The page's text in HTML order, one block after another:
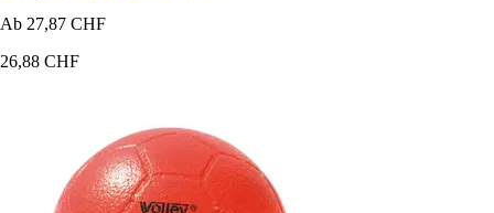
Ab 27,87 CHF
26,88 CHF